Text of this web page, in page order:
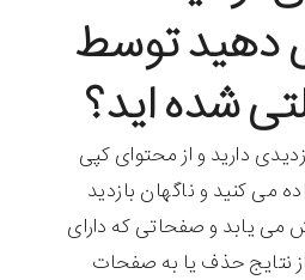
توسط
شده اید؟
دارید و از محتوای کپی
می کنید و ناگهان بازدید
می یابد و صفحاتی که دارای
نتایج حذف یا به صفحات